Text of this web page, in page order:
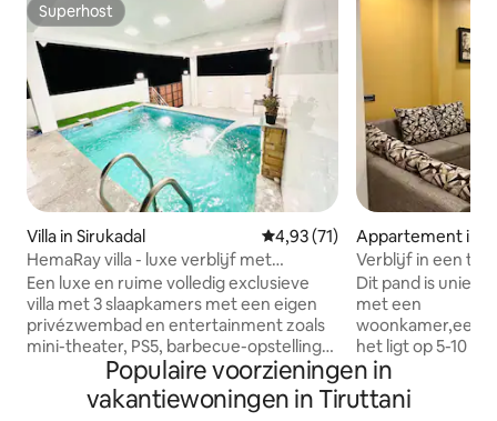
Superhost
Superhost
Villa in Sirukadal Gemiddelde beoordeling van
4,93 (71)
HemaRay villa - luxe verblijf met
zwembad
Een luxe en ruime volledig exclusieve
villa met 3 slaapkamers met een eigen
privézwembad en entertainment zoals
mini-theater, PS5, barbecue-opstelling
en bordspellen, ideaal voor zowel
gezinnen als kinderen kunnen genieten
van de luxe van ons zwembad in
Appartement in
m
Verblijf in een
Dit pand is
met een
het ligt op 5-10
treinstation van
dan 10 minuten
tempels-
Populaire voorzieningen in
vakantiewoningen in Tiruttani